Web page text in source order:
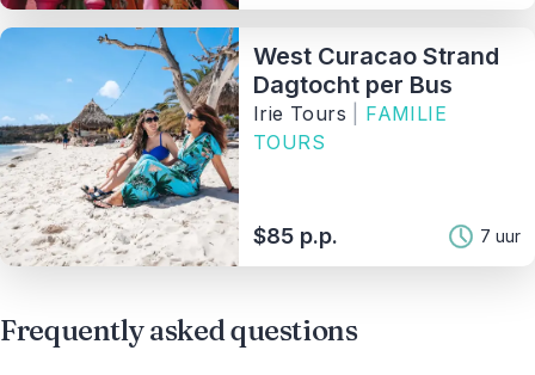
West Curacao Strand
Dagtocht per Bus
Irie Tours
FAMILIE
TOURS
$85 p.p. 7 uur
Frequently asked questions